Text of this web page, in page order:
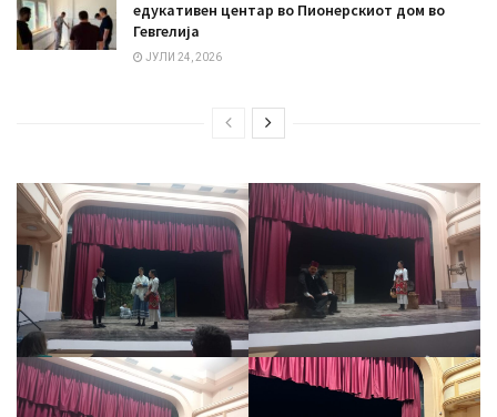
едукативен центар во Пионерскиот дом во
Гевгелија
ЈУЛИ 24, 2026